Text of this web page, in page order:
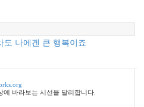
도 나에겐 큰 행복이죠
에 바라보는 시선을 달리합니다.